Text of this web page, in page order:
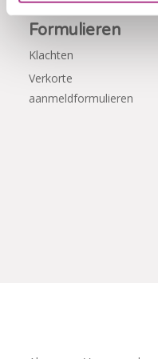
Formulieren
Klachten
Verkorte
aanmeldformulieren